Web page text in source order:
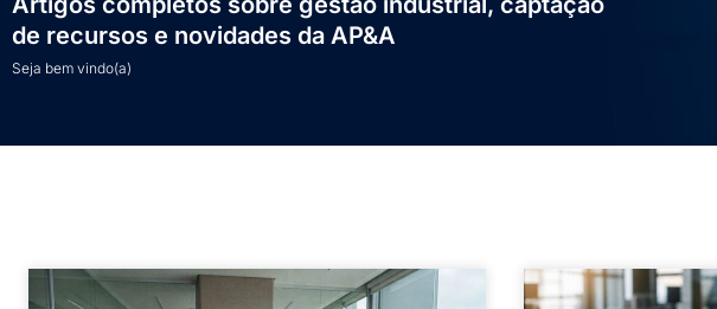
de recursos e novidades da AP&A
Seja bem vindo(a)